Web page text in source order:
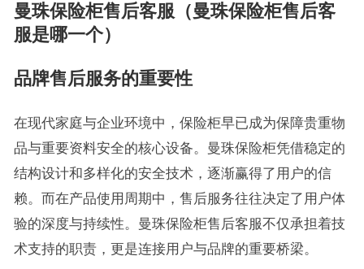
曼珠保险柜售后客服（曼珠保险柜售后客
服是哪一个）
品牌售后服务的重要性
在现代家庭与企业环境中，保险柜早已成为保障贵重物
品与重要资料安全的核心设备。曼珠保险柜凭借稳定的
结构设计和多样化的安全技术，逐渐赢得了用户的信
赖。而在产品使用周期中，售后服务往往决定了用户体
验的深度与持续性。曼珠保险柜售后客服不仅承担着技
术支持的职责，更是连接用户与品牌的重要桥梁。